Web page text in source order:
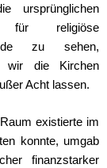
ursprünglichen
für religiöse
zu sehen,
wir die Kirchen
Acht lassen.
existierte im
konnte, umgab
finanzstarker